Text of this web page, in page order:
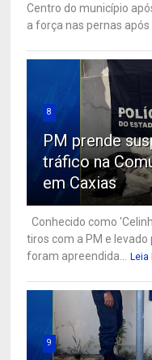
Centro do município
a força nas pernas após
8
PM prende
tráfico na
em Caxias
Conhecido como
tiros com a PM e
foram apreendida...
Leia
9